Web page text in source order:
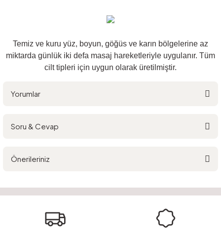
Temiz ve kuru yüz, boyun, göğüs ve karın bölgelerine az
miktarda günlük iki defa masaj hareketleriyle uygulanır. Tüm
cilt tipleri için uygun olarak üretilmiştir.
Yorumlar
Soru & Cevap
Soru Sor
Önerileriniz
Görüş ve önerileriniz için teşekkür ederiz.